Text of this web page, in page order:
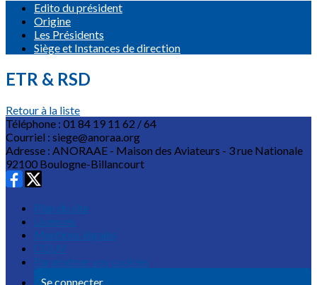
Edito du président
Origine
Les Présidents
Siège et Instances de direction
ETR & RSD
Retour à la liste
Téléphone : 01 84 19 11 62 / 64
Courriel : siege@anoraa.org
Adresse : ANORAAE - Maison des Aviateurs - 3 rue Nationale
92100 Boulogne-Billancourt
Plan du site
Licences
Mentions légales
CGUV
Paramétrer vos cookies
Se connecter